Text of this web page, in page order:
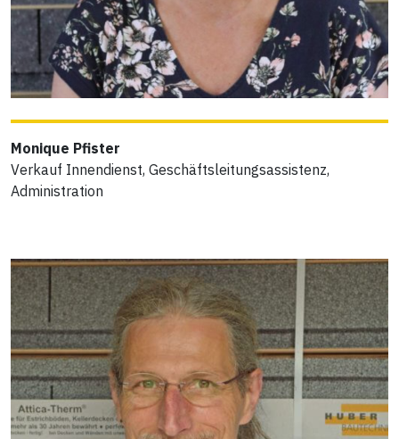
Monique Pfister
Verkauf Innendienst, Geschäftsleitungsassistenz,
Administration